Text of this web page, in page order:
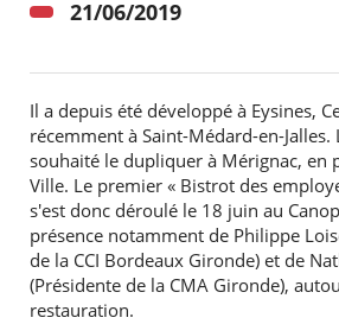
RECHERCHER ...
21/06/2019
Il a depuis été développé à Eysines,
récemment à Saint-Médard-en-
souhaité le dupliquer à Mérignac, en
Ville. Le premier « Bistrot des
s'est donc déroulé le 18 juin au
présence notamment de Philippe
de la CCI Bordeaux Gironde) et de
(Présidente de la CMA Gironde),
restauration.